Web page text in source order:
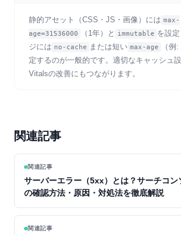
静的アセット（CSS・JS・画像）には max-
age=31536000
（1年）と immutable を設
ジには no-cache または短い max-age
（
定するのが一般的です。適切なキャッシュ
Vitalsの改善にもつながります。
関連記事
関連記事
サーバーエラー（5xx）とは？サーチコン
の確認方法・原因・対処法を徹底解説
関連記事